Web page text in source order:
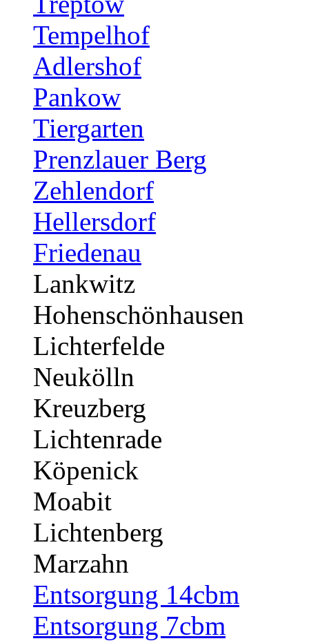
Tempelhof
Adlershof
Pankow
Tiergarten
Prenzlauer Berg
Zehlendorf
Hellersdorf
Friedenau
Lankwitz
Hohenschönhausen
Lichterfelde
Neukölln
Kreuzberg
Lichtenrade
Köpenick
Moabit
Lichtenberg
Marzahn
Entsorgung 14cbm
Entsorgung 7cbm